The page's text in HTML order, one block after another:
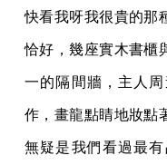
快看我呀我很貴的那
恰好，幾座實木書櫃
一的隔間牆，主人
作，畫龍點睛地妝點
無疑是我們看過最